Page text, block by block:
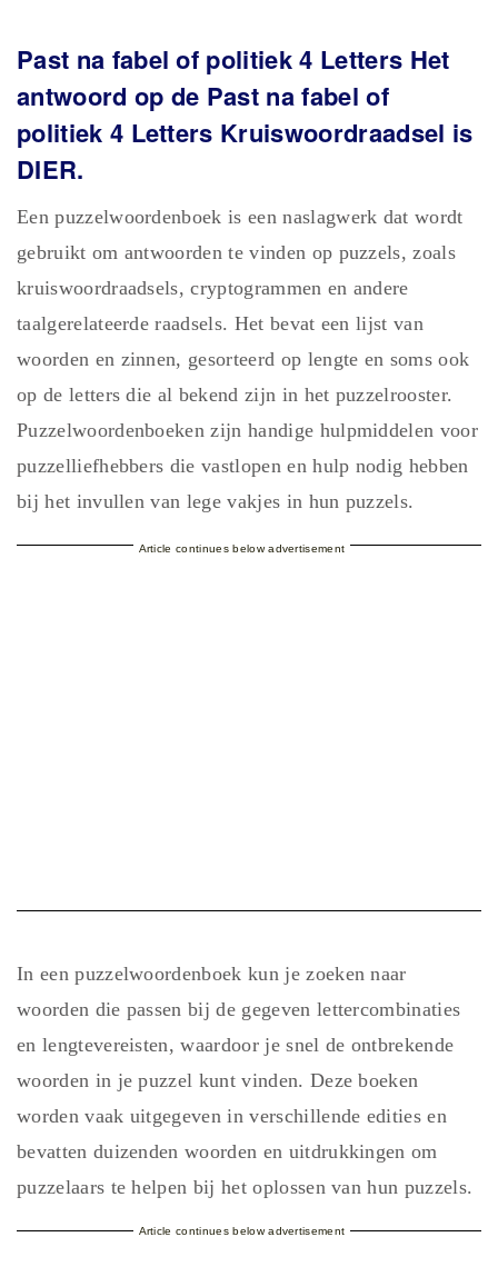
Past na fabel of politiek 4 Letters Het
antwoord op de Past na fabel of
politiek 4 Letters Kruiswoordraadsel is
DIER.
Een puzzelwoordenboek is een naslagwerk dat wordt
gebruikt om antwoorden te vinden op puzzels, zoals
kruiswoordraadsels, cryptogrammen en andere
taalgerelateerde raadsels. Het bevat een lijst van
woorden en zinnen, gesorteerd op lengte en soms ook
op de letters die al bekend zijn in het puzzelrooster.
Puzzelwoordenboeken zijn handige hulpmiddelen voor
puzzelliefhebbers die vastlopen en hulp nodig hebben
bij het invullen van lege vakjes in hun puzzels.
Article continues below advertisement
In een puzzelwoordenboek kun je zoeken naar
woorden die passen bij de gegeven lettercombinaties
en lengtevereisten, waardoor je snel de ontbrekende
woorden in je puzzel kunt vinden. Deze boeken
worden vaak uitgegeven in verschillende edities en
bevatten duizenden woorden en uitdrukkingen om
puzzelaars te helpen bij het oplossen van hun puzzels.
Article continues below advertisement